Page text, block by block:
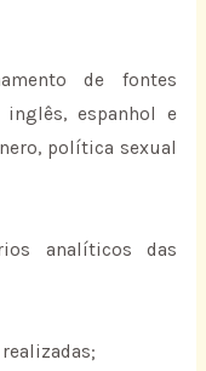
de fontes
espanhol e
política sexual
analíticos das